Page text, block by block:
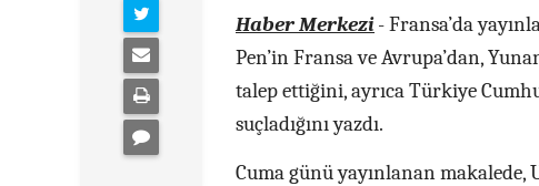
Haber Merkezi- Fransa’da
Pen’in Fransa ve Avrupa’dan,
talep ettiğini, ayrıca Türkiye
suçladığını yazdı.
Cuma günü yayınlanan makalede,